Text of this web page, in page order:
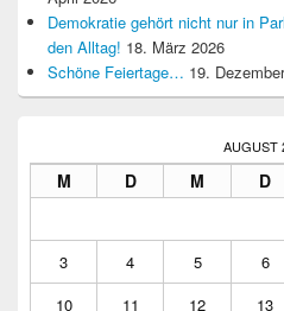
Demokratie gehört nicht nur in
den Alltag! 18. März 2026
Schöne Feiertage… 19.
AUGUST
M D M D
3
4 5 6
10
11 12 13